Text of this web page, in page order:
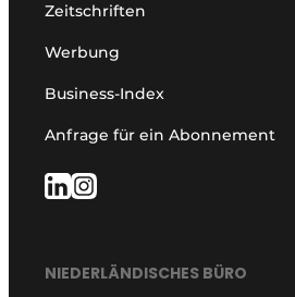
Zeitschriften
Werbung
Business-Index
Anfrage für ein Abonnement
NIEDERLÄNDISCHES BÜRO